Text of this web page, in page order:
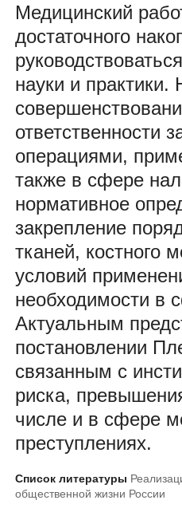
Медицинский
достаточного
науки и
ответственности
операциями,
также в сфере
нормативное
закрепление
тканей, костного
условий
необходимости в
Актуальным
постановлении
связанным с
риска,
числе и в сфере
преступлениях.
Список литературы
общественной жизни России